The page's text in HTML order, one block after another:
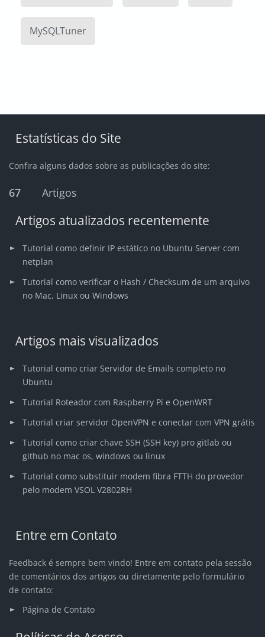
MySQLTuner
Estatísticas do Site
Confira alguns dados sobre as publicações do site:
67 Artigos
Artigos atualizados recentemente
Tutorial como definir IP estático no Ubuntu Server com
netplan
Tutorial como verificar o Hash / Checksum de um arquivo
no Mac, Linux ou Windows
Artigos mais visualizados
Tutorial como criar Servidor de Emails completo no
Ubuntu
Tutorial Roteador com Raspberry Pi e OpenWRT
Tutorial criar servidor OpenVPN e conectar com VPN grátis
Tutorial como criar chave SSH (SSH key) pro gitlab ou
github no mac os, windows ou linux
Tutorial como substituir modem fibra FTTH do provedor
pelo modem VSOL V2802RH
Entre em Contato
Feedback é sempre bem vindo! Entre em contato pela sessão
de comentários dos artigos ou diretamente pelo formulário
de contato:
Página de Contato